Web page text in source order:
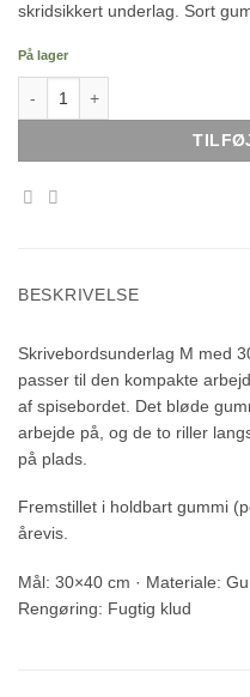
skridsikkert underlag. Sort
På lager
BESKRIVELSE
Skrivebordsunderlag M med
passer til den kompakte
af spisebordet. Det bløde
arbejde på, og de to riller
på plads.
Fremstillet i holdbart gummi
årevis.
Mål: 30×40 cm · Materiale:
Rengøring: Fugtig klud